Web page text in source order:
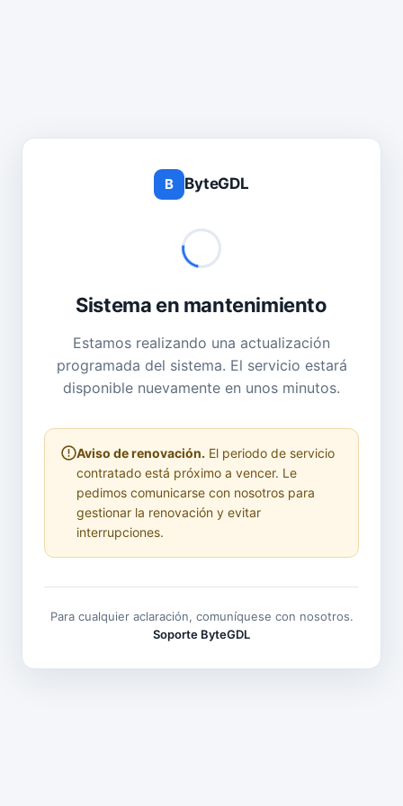
B ByteGDL
Sistema en mantenimiento
Estamos realizando una actualización
programada del sistema. El servicio estará
disponible nuevamente en unos minutos.
Aviso de renovación. El periodo de servicio
contratado está próximo a vencer. Le
pedimos comunicarse con nosotros para
gestionar la renovación y evitar
interrupciones.
Para cualquier aclaración, comuníquese con nosotros.
Soporte ByteGDL